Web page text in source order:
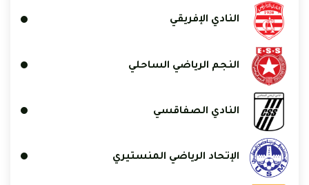
النادي الإفريقي
النجم الرياضي الساحلي
النادي الصفاقسي
الإتحاد الرياضي المنستيري